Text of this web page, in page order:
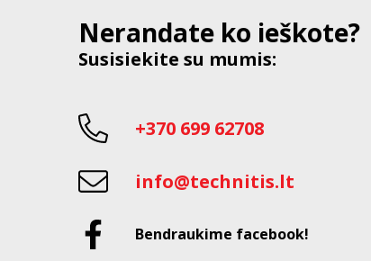
Nerandate ko ieškote?
Susisiekite su mumis:
+370 699 62708
info@technitis.lt
Bendraukime facebook!